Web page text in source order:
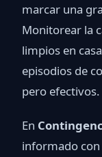
marcar una
Monitorear la
limpios en
episodios de
pero efectivos.
En
informado